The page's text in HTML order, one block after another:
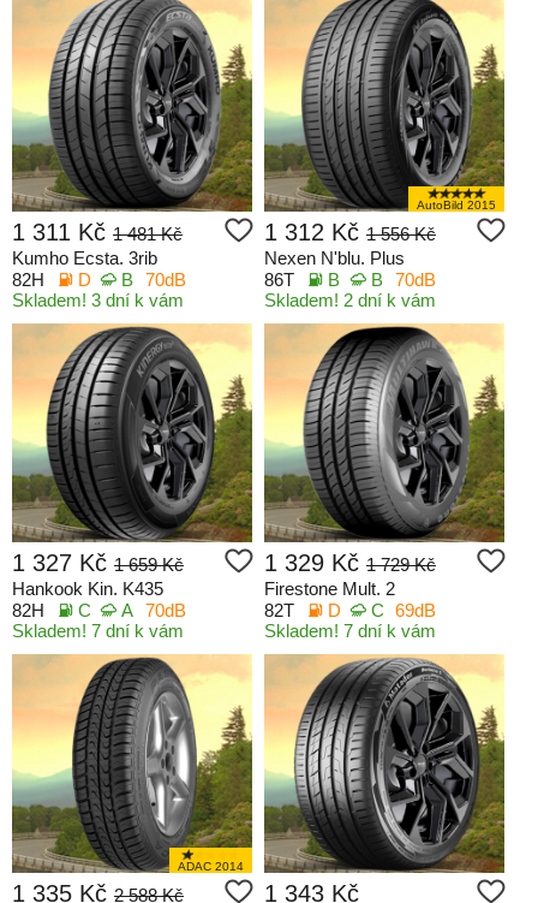
1 311 Kč 1 481 Kč
Kumho Ecsta. 3rib
82H
D B 70dB
Skladem! 3 dní k vám
AutoBild 2015
1 312 Kč 1 556 Kč
Nexen N'blu. Plus
86T
B B 70dB
Skladem! 2 dní k vám
1 327 Kč 1 659 Kč
Hankook Kin. K435
82H
C A 70dB
Skladem! 7 dní k vám
1 329 Kč 1 729 Kč
Firestone Mult. 2
82T
D C 69dB
Skladem! 7 dní k vám
ADAC 2014
1 335 Kč 2 588 Kč
1 343 Kč